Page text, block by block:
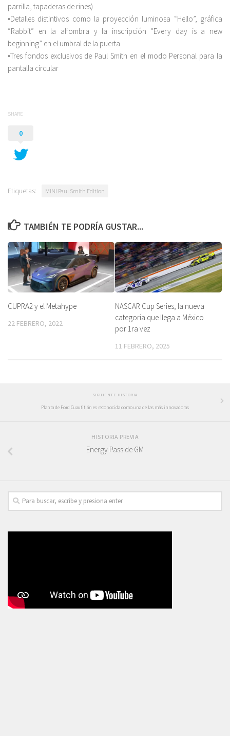
parrilla, tapaderas de rines)
•Detalles distintivos como la proyección luminosa “Hello”, gráfica
“Rabbit” en la alfombra y la inscripción “Every day is a new
beginning” en el umbral de la puerta
•Tres fondos exclusivos de Paul Smith en el modo Personal para la
pantalla circular
SHARE
0
Etiquetas: MINI Paul Smith Edition
TAMBIÉN TE PODRÍA GUSTAR...
CUPRA2 y el Metahype
22 FEBRERO, 2022
NASCAR Cup Series, la nueva
categoría que llega a México
por 1ra vez
11 FEBRERO, 2025
SIGUIENTE HISTORIA
Planta de Ford Cuautitlán es reconocida como una de las más innovadoras
HISTORIA PREVIA
Energy Pass de GM